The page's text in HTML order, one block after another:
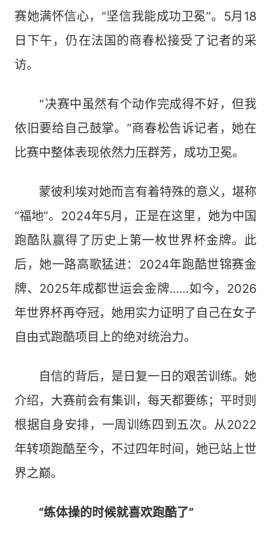
赛她满怀信心，“坚信我能成功卫冕”。5月18
日下午，仍在法国的商春松接受了记者的采
访。
“决赛中虽然有个动作完成得不好，但我
依旧要给自己鼓掌。”商春松告诉记者，她在
比赛中整体表现依然力压群芳，成功卫冕。
蒙彼利埃对她而言有着特殊的意义，堪称
“福地”。2024年5月，正是在这里，她为中国
跑酷队赢得了历史上第一枚世界杯金牌。此
后，她一路高歌猛进：2024年跑酷世锦赛金
牌、2025年成都世运会金牌……如今，2026
年世界杯再夺冠，她用实力证明了自己在女子
自由式跑酷项目上的绝对统治力。
自信的背后，是日复一日的艰苦训练。她
介绍，大赛前会有集训，每天都要练；平时则
根据自身安排，一周训练四到五次。从2022
年转项跑酷至今，不过四年时间，她已站上世
界之巅。
“练体操的时候就喜欢跑酷了”